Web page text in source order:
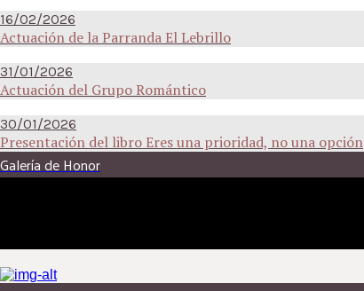
16/02/2026
Actuación de la Parranda El Lebrillo
31/01/2026
Actuación del Grupo Romántico
30/01/2026
Presentación del libro Eres una prioridad, no una opción
Galería de Honor